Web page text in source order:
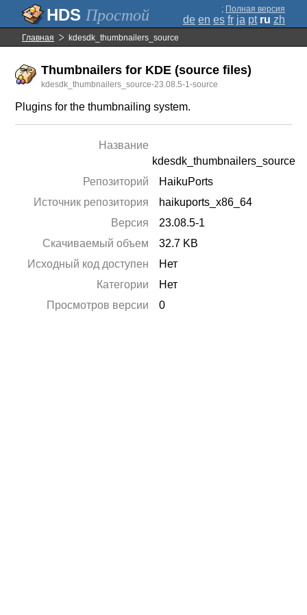
Простой ; Полная версия
de en es fr ja pt ru zh
Главная kdesdk_thumbnailers_source
Thumbnailers for KDE (source files)
kdesdk_thumbnailers_source-23.08.5-1-source
Plugins for the thumbnailing system.
Название
kdesdk_thumbnailers_source
Репозиторий
HaikuPorts
Источник репозитория
haikuports_x86_64
Версия
23.08.5-1
Скачиваемый объем
32.7 KB
Исходный код доступен
Нет
Категории
Нет
Просмотров версии
0